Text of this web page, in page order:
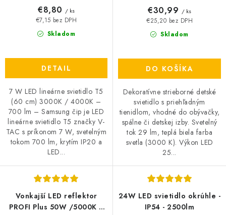
Skladom
€7,15 bez DPH
€8,80 / ks
DETAIL
7 W LED lineárne svietidlo T5
(60 cm) 3000K / 4000K –
700 lm – Samsung čip je LED
lineárne svietidlo T5 značky V-
TAC s príkonom 7 W, svetelným
tokom 700 lm, krytím IP20 a
LED...
Skladom
€25,20 bez DPH
€30,99 / ks
DO KOŠÍKA
Dekoratívne strieborné detské
svietidlo s priehľadným
tienidlom, vhodné do obývačky,
spálne či detskej izby. Svetelný
tok 29 lm, teplá biela farba
svetla (3000 K). Výkon LED
25...
Vonkajší LED reflektor
PROFI Plus 50W /5000K /
24W LED svietidlo okrúhle -
IP54 - 2500lm